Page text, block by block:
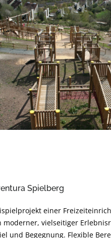
Spielberg
einer
moderner, vielseitiger
und Begegnung. Flexible